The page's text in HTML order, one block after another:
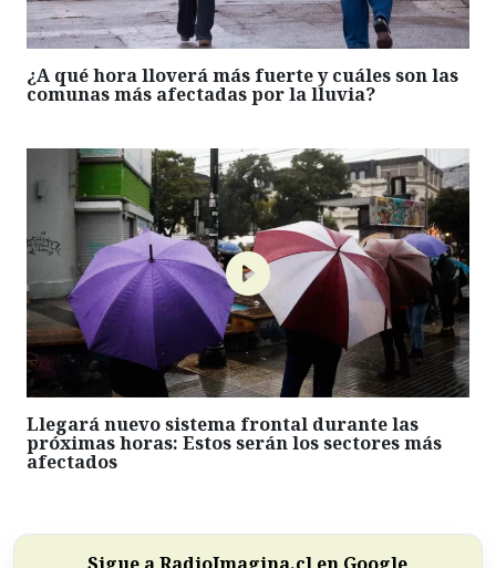
¿A qué hora lloverá más fuerte y cuáles son las
comunas más afectadas por la lluvia?
Llegará nuevo sistema frontal durante las
próximas horas: Estos serán los sectores más
afectados